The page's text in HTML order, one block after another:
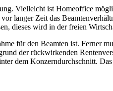
Vielleicht ist Homeoffice
langer Zeit das
dieses wird in der freien
für den Beamten ist. Ferner
der rückwirkenden
dem Konzerndurchschnitt.